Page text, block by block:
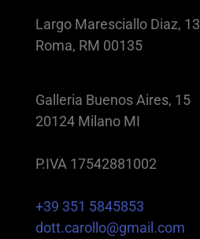
Largo Maresciallo Diaz, 13
Roma, RM 00135
Galleria Buenos Aires, 15
20124 Milano MI
P.IVA 17542881002
+39 351 5845853
dott.carollo@gmail.com